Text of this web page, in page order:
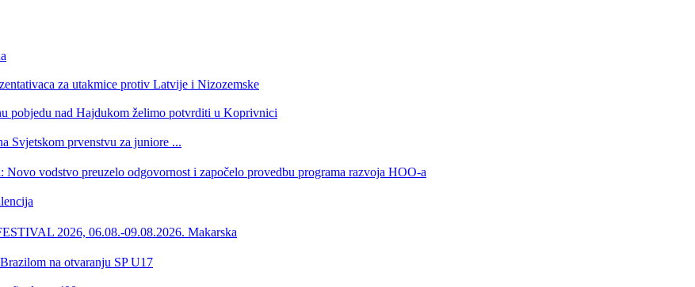
za utakmice protiv Latvije i Nizozemske
pobjedu nad Hajdukom želimo potvrditi u Koprivnici
Svjetskom prvenstvu za juniore ...
vodstvo preuzelo odgovornost i započelo provedbu programa razvoja HOO-a
2026, 06.08.-09.08.2026. Makarska
na otvaranju SP U17